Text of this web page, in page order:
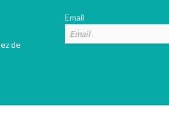
de
Email